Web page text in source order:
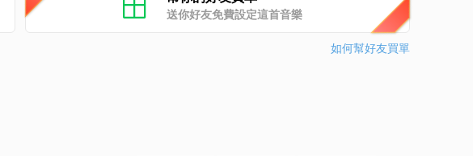
送你好友免費設定這首音樂
如何幫好友買單